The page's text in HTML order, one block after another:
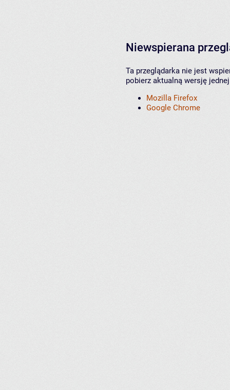
Niewspierana
Ta przeglądarka nie jest
pobierz aktualną wersję
Mozilla Firefox
Google Chrome